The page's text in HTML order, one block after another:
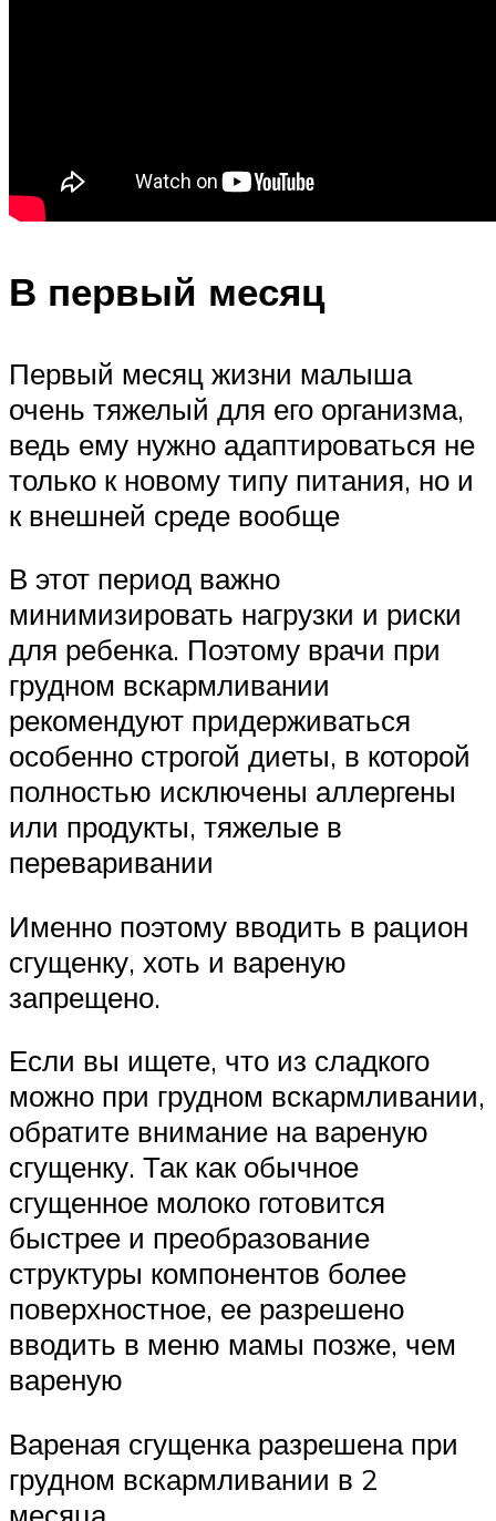
В первый месяц
Первый месяц жизни малыша
очень тяжелый для его организма,
ведь ему нужно адаптироваться не
только к новому типу питания, но и
к внешней среде вообще
В этот период важно
минимизировать нагрузки и риски
для ребенка. Поэтому врачи при
грудном вскармливании
рекомендуют придерживаться
особенно строгой диеты, в которой
полностью исключены аллергены
или продукты, тяжелые в
переваривании
Именно поэтому вводить в рацион
сгущенку, хоть и вареную
запрещено.
Если вы ищете, что из сладкого
можно при грудном вскармливании,
обратите внимание на вареную
сгущенку. Так как обычное
сгущенное молоко готовится
быстрее и преобразование
структуры компонентов более
поверхностное, ее разрешено
вводить в меню мамы позже, чем
вареную
Вареная сгущенка разрешена при
грудном вскармливании в 2